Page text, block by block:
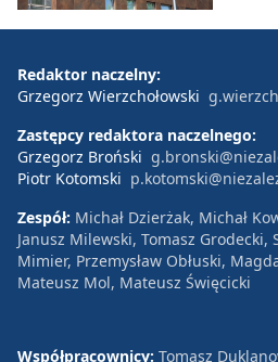
Redaktor naczelny:
Grzegorz Wierzchołowski
Zastępcy redaktora naczelnego:
Grzegorz Broński
Piotr Kotomski
Zespół: Michał Dzierżak, Michał
Janusz Milewski, Tomasz
Mimier, Przemysław Obłuski,
Mateusz Mol, Mateusz Święcicki
Współpracownicy: Tomasz